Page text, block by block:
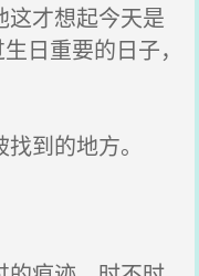
才想起今天是
日重要的日子，
到的地方。